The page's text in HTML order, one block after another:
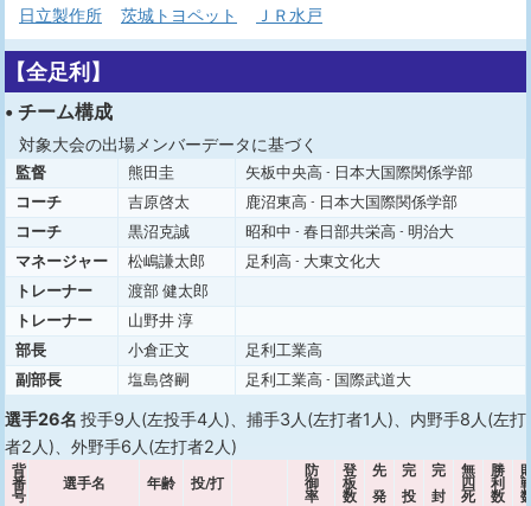
日立製作所
茨城トヨペット ＪＲ水戸
【全足利】
• チーム構成
対象大会の出場メンバーデータに基づく
監督
熊田圭
矢板中央高 - 日本大国際関係学部
コーチ
吉原啓太
鹿沼東高 - 日本大国際関係学部
コーチ
黒沼克誠
昭和中 - 春日部共栄高 - 明治大
マネージャー
松嶋謙太郎
足利高 - 大東文化大
トレーナー
渡部 健太郎
トレーナー
山野井 淳
部長
小倉正文
足利工業高
副部長
塩島啓嗣
足利工業高 - 国際武道大
選手26名 投手9人(左投手4人)、捕手3人(左打者1人)、内野手8人(左打
者2人)、外野手6人(左打者2人)
背
番
号
選手名 年齢 投/打
防
御
率
登
板
数
先
発
完
投
完
封
無
四
死
勝
利
数